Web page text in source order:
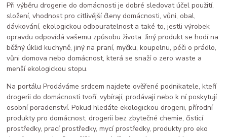
Při výběru drogerie do domácnosti je dobré sledovat účel použití,
složení, vhodnost pro citlivější členy domácnosti, vůni, obal,
dávkování, ekologickou odbouratelnost a také to, jestli výrobek
opravdu odpovídá vašemu způsobu života. Jiný produkt se hodí na
běžný úklid kuchyně, jiný na praní, myčku, koupelnu, péči o prádlo,
vůni domova nebo domácnost, která se snaží o zero waste a
menší ekologickou stopu.
Na portálu Prodáváme srdcem najdete ověřené podnikatele, kteří
drogerii do domácnosti tvoří, vybírají, prodávají nebo k ní poskytují
osobní poradenství. Pokud hledáte ekologickou drogerii, přírodní
produkty pro domácnost, drogerii bez zbytečné chemie, čisticí
prostředky, prací prostředky, mycí prostředky, produkty pro eko